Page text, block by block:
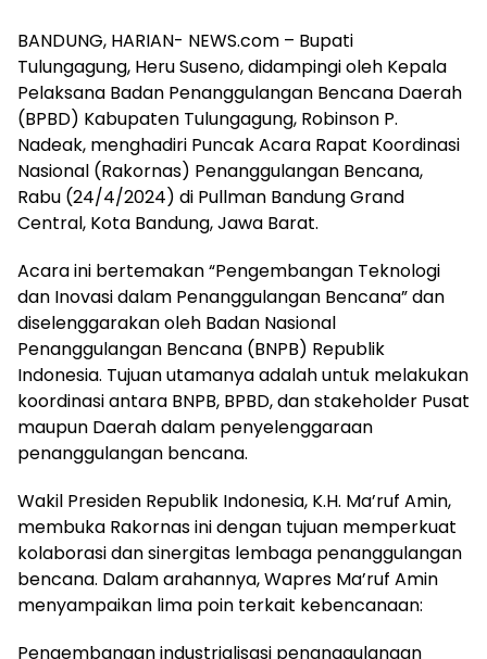
BANDUNG, HARIAN- NEWS.com – Bupati
Tulungagung, Heru Suseno, didampingi oleh Kepala
Pelaksana Badan Penanggulangan Bencana Daerah
(BPBD) Kabupaten Tulungagung, Robinson P.
Nadeak, menghadiri Puncak Acara Rapat Koordinasi
Nasional (Rakornas) Penanggulangan Bencana,
Rabu (24/4/2024) di Pullman Bandung Grand
Central, Kota Bandung, Jawa Barat.
Acara ini bertemakan “Pengembangan Teknologi
dan Inovasi dalam Penanggulangan Bencana” dan
diselenggarakan oleh Badan Nasional
Penanggulangan Bencana (BNPB) Republik
Indonesia. Tujuan utamanya adalah untuk melakukan
koordinasi antara BNPB, BPBD, dan stakeholder Pusat
maupun Daerah dalam penyelenggaraan
penanggulangan bencana.
Wakil Presiden Republik Indonesia, K.H. Ma’ruf Amin,
membuka Rakornas ini dengan tujuan memperkuat
kolaborasi dan sinergitas lembaga penanggulangan
bencana. Dalam arahannya, Wapres Ma’ruf Amin
menyampaikan lima poin terkait kebencanaan:
Pengembangan industrialisasi penanggulangan